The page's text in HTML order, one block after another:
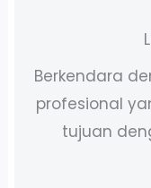
Berkendara
profesional
tujuan